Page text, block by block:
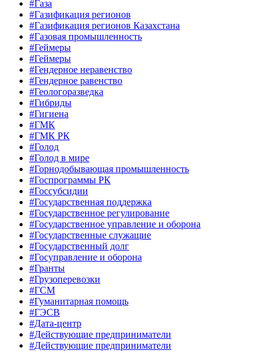
#Газа
#Газификация регионов
#Газификация регионов Казахстана
#Газовая промышленность
#Геймеры
#Геймеры
#Гендерное неравенство
#Гендерное равенство
#Геологоразведка
#Гибриды
#Гигиена
#ГМК
#ГМК РК
#Голод
#Голод в мире
#Горнодобывающая промышленность
#Госпрограммы РК
#Госсубсидии
#Государственная поддержка
#Государственное регулирование
#Государственное управление и оборона
#Государственные служащие
#Государственный долг
#Госуправление и оборона
#Гранты
#Грузоперевозки
#ГСМ
#Гуманитарная помощь
#ГЭСВ
#Дата-центр
#Действующие предприниматели
#Действующие предприниматели